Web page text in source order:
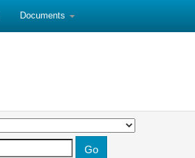
Documents